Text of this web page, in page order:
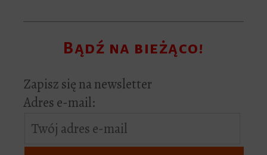
Bądź na bieżąco!
Zapisz się na newsletter
Adres e-mail: